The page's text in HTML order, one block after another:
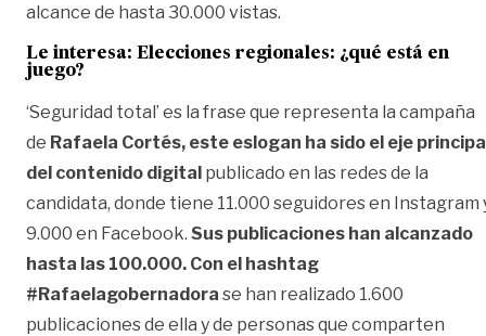
alcance de hasta 30.000 vistas.
Le interesa: Elecciones regionales: ¿qué está en
juego?
‘Seguridad total’ es la frase que representa la campaña
de Rafaela Cortés, este eslogan ha sido el eje
del contenido digital publicado en las redes de la
candidata, donde tiene 11.000 seguidores en Instagram
9.000 en Facebook. Sus publicaciones han alcanzado
hasta las 100.000. Con el hashtag
#Rafaelagobernadora se han realizado 1.600
publicaciones de ella y de personas que comparten